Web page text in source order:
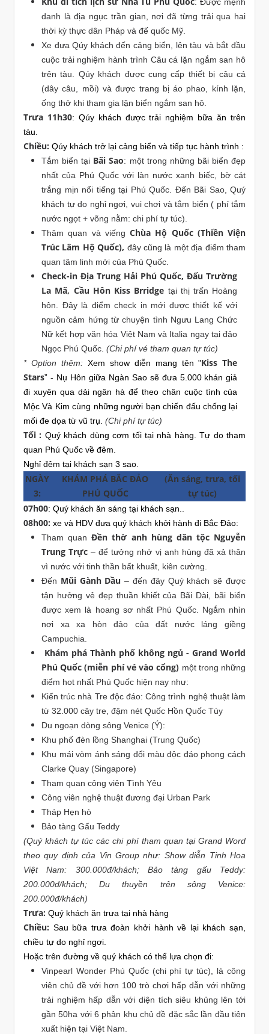
danh là địa ngục trần gian, nơi đã từng trải qua hai
thời kỳ thực dân Pháp và đế quốc Mỹ.
Xe đưa Qúy khách đến cảng biển, lên tàu và bắt đầu
cuộc trải nghiệm hành trình Câu cá lặn ngắm san hô
trên tàu. Qúy khách được cung cấp thiết bị câu cá
(dây câu, mồi) và được trang bị áo phao, kính lặn,
ống thở khi tham gia lặn biển ngắm san hô.
Trưa 11h30: Qúy khách được trải nghiệm bữa ăn trên
tàu.
Chiều: Qúy khách trở lại cảng biển và tiếp tục hành trình :
Tắm biển tại Bãi Sao: một trong những bãi biển đẹp
nhất của Phú Quốc với làn nước xanh biếc, bờ cát
trắng mịn nổi tiếng tại Phú Quốc. Đến Bãi Sao, Quý
khách tự do nghỉ ngơi, vui chơi và tắm biển ( phí tắm
nước ngọt + võng nằm: chi phí tự túc).
Thăm quan và viếng Chùa Hộ Quốc (Thiền Viện
Trúc Lâm Hộ Quốc), đây cũng là một địa điểm tham
quan tâm linh mới của Phú Quốc.
Check-in Địa Trung Hải Phú Quốc, Đấu Trường
La Mã, Cầu Hôn Kiss Brridge tại thị trấn Hoàng
hôn. Đây là điểm check in mới được thiết kế với
nguồn cảm hứng từ chuyện tình Ngưu Lang Chức
Nữ kết hợp văn hóa Việt Nam và Italia ngay tại đảo
Ngọc Phú Quốc. (Chi phí vé tham quan tự túc)
* Option thêm: Xem show diễn mang tên "Kiss The
Stars” - Nụ Hôn giữa Ngàn Sao sẽ đưa 5.000 khán giả
đi xuyên qua dải ngân hà để theo chân cuộc tình của
Mộc Và Kim cùng những người bạn chiến đấu chống lại
mối đe dọa từ vũ trụ. (Chi phí tự túc)
Tối : Quý khách dùng cơm tối tại nhà hàng. Tự do tham
quan Phú Quốc về đêm.
Nghỉ đêm tại khách sạn 3 sao.
NGÀY
3:
KHÁM PHÁ BẮC ĐẢO
PHÚ QUỐC
(Ăn sáng, trưa, tối
tự túc)
07h00: Quý khách ăn sáng tại khách sạn..
08h00: xe và HDV đưa quý khách khởi hành đi Bắc Đảo:
Tham quanĐền thờ anh hùng dân tộc Nguyễn
Trung Trực – để tưởng nhớ vị anh hùng đã xả thân
vì nước với tinh thần bất khuất, kiên cường.
Đến Mũi Gành Dầu – đến đây Quý khách sẽ được
tận hưởng vẻ đẹp thuần khiết của Bãi Dài, bãi biển
được xem là hoang sơ nhất Phú Quốc. Ngắm nhìn
nơi xa xa hòn đảo của đất nước láng giềng
Campuchia.
Khám phá Thành phố không ngủ - Grand World
Phú Quốc (miễn phí vé vào cổng) một trong những
điểm hot nhất Phú Quốc hiện nay như:
Kiến trúc nhà Tre độc đáo: Công trình nghệ thuật làm
từ 32.000 cây tre, đậm nét Quốc Hồn Quốc Túy
Du ngoạn dòng sông Venice (Ý):
Khu phố đèn lồng Shanghai (Trung Quốc)
Khu mái vòm ánh sáng đổi màu độc đáo phong cách
Clarke Quay (Singapore)
Tham quan công viên Tình Yêu
Công viên nghệ thuật đương đại Urban Park
Tháp Hẹn hò
Bảo tàng Gấu Teddy
(Quý khách tự túc các chi phí tham quan tại Grand Word
theo quy định của Vin Group như: Show diễn Tinh Hoa
Việt Nam: 300.000đ/khách; Bảo tàng gấu Teddy:
200.000đ/khách; Du thuyền trên sông Venice:
200.000đ/khách)
Trưa: Quý khách ăn trưa tại nhà hàng
Chiều: Sau bữa trưa đoàn khởi hành về lại khách sạn,
chiều tự do nghỉ ngơi.
Hoặc trên đường về quý khách có thể lựa chọn đi:
Vinpearl Wonder Phú Quốc (chi phí tự túc), là công
viên chủ đề với hơn 100 trò chơi hấp dẫn với những
trải nghiệm hấp dẫn với diện tích siêu khủng lên tới
gần 50ha với 6 phân khu chủ đề đặc sắc lần đầu tiên
xuất hiện tại Việt Nam.